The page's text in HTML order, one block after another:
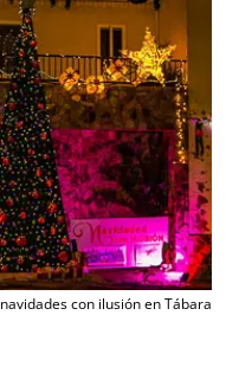
navidades con ilusión en Tábara